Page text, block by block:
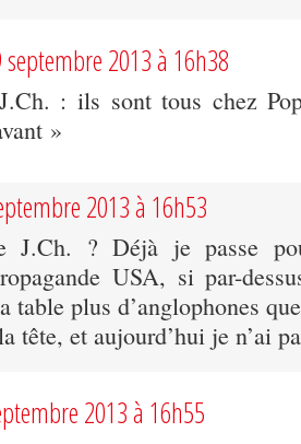
septembre 2013 à 16h38
: ils sont tous chez
»
2013 à 16h53
J.Ch. ? Déjà je passe
USA, si par-
table plus d’anglophones
tête, et aujourd’hui je n’ai
2013 à 16h55